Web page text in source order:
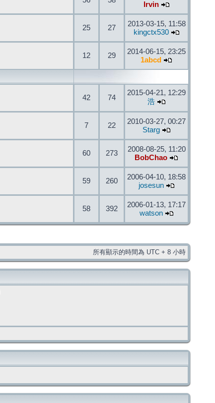
Irvin
25 27
2013-03-15, 11:58
kingctx530
12 29
2014-06-15, 23:25
1abcd
42 74
2015-04-21, 12:29
浩
7 22
2010-03-27, 00:27
Starg
60 273
2008-08-25, 11:20
BobChao
59 260
2006-04-10, 18:58
josesun
58 392
2006-01-13, 17:17
watson
所有顯示的時間為 UTC + 8 小時